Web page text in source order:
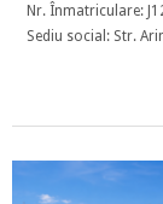
Nr. Înmatriculare:
Sediu social: Str.